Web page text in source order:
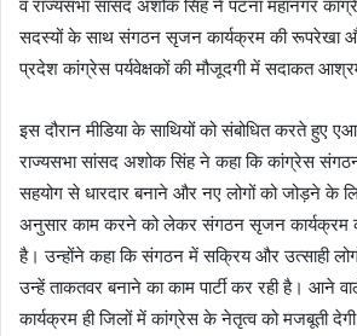
व राज्यसभा सांसद अशोक सिंह ने पटना महानगर
सदस्यों के साथ संगठन सृजन कार्यक्रम की रूपरेखा
प्रदेश कांग्रेस पर्यवेक्षकों की मौजूदगी में सदाकत
इस दौरान मीडिया के साथियों को संबोधित करते हुए
राज्यसभा सांसद अशोक सिंह ने कहा कि कांग्रेस
सहयोग से धारदार बनाने और नए लोगों को जोड़ने के
अनुसार काम करने को लेकर संगठन सृजन कार्यक्रम
है। उन्होंने कहा कि संगठन में सक्रिय और उत्साही
उन्हें ताकतवर बनाने का काम पार्टी कर रही है।
कार्यक्रम ही जिलों में कांग्रेस के नेतृत्व को मजबूती